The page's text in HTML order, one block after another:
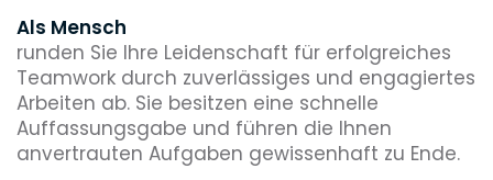
Als Mensch
runden Sie Ihre Leidenschaft für erfolgreiches
Teamwork durch zuverlässiges und engagiertes
Arbeiten ab. Sie besitzen eine schnelle
Auffassungsgabe und führen die Ihnen
anvertrauten Aufgaben gewissenhaft zu Ende.